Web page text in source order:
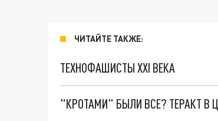
ЧИТАЙТЕ ТАКЖЕ:
ТЕХНОФАШИСТЫ XXI ВЕКА
"КРОТАМИ" БЫЛИ ВСЕ? ТЕРАКТ В